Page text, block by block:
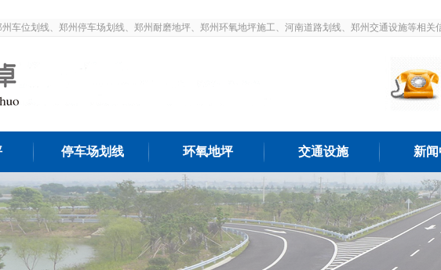
车位划线、郑州停车场划线、郑州耐磨地坪、郑州环氧地坪施工、河南道路划线、郑州交通设施等相关
停车场划线 环氧地坪 交通设施 新